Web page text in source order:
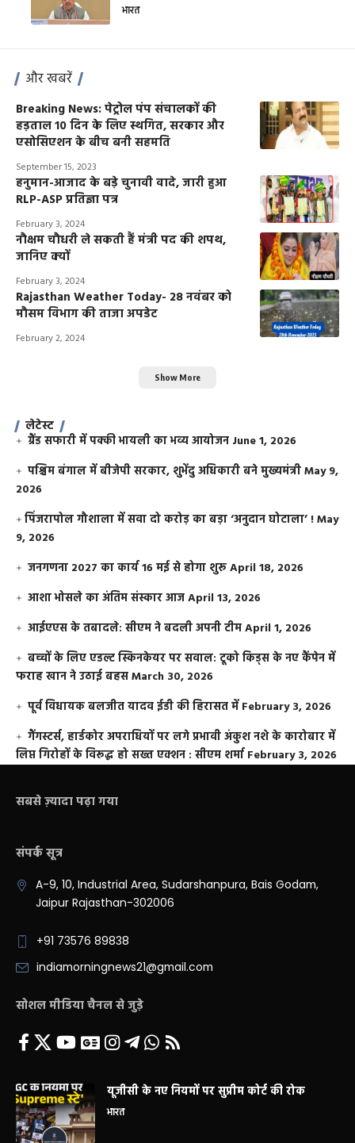
भारत
और खबरें
Breaking News: पेट्रोल पंप संचालकों की
हड़ताल 10 दिन के लिए स्थगित, सरकार और
एसोसिएशन के बीच बनी सहमति
September 15, 2023
हनुमान-आजाद के बड़े चुनावी वादे, जारी हुआ
RLP-ASP प्रतिज्ञा पत्र
February 3, 2024
नौक्षम चौधरी ले सकती हैं मंत्री पद की शपथ,
जानिए क्यों
February 3, 2024
Rajasthan Weather Today- 28 नवंबर को
मौसम विभाग की ताजा अपडेट
February 2, 2024
Show More
लेटेस्ट
ग्रैंड सफारी में पक्की भायली का भव्य आयोजन June 1, 2026
पश्चिम बंगाल में बीजेपी सरकार, शुभेंदु अधिकारी बने मुख्यमंत्रीMay 9,
2026
​पिंजरापोल गौशाला में सवा दो करोड़ का बड़ा ‘अनुदान घोटाला’ !May
9, 2026
जनगणना 2027 का कार्य 16 मई से होगा शुरूApril 18, 2026
आशा भोसले का अंतिम संस्कार आजApril 13, 2026
आईएएस के तबादले: सीएम ने बदली अपनी टीमApril 1, 2026
बच्चों के लिए एडल्ट स्किनकेयर पर सवाल: टूको किड्स के नए कैंपेन में
फराह खान ने उठाई बहसMarch 30, 2026
पूर्व विधायक बलजीत यादव ईडी की हिरासत में February 3, 2026
गैंगस्टर्स, हार्डकोर अपराधियों पर लगे प्रभावी अंकुश नशे के कारोबार में
लिप्त गिरोहों के विरूद्ध हो सख्त एक्शन : सीएम शर्मा February 3, 2026
सबसे ज़्यादा पढ़ा गया
संपर्क सूत्र
A-9, 10, Industrial Area, Sudarshanpura, Bais Godam,
Jaipur Rajasthan-302006
+91 73576 89838
indiamorningnews21@gmail.com
सोशल मीडिया चैनल से जुड़े
यूजीसी के नए नियमों पर सुप्रीम कोर्ट की रोक
भारत